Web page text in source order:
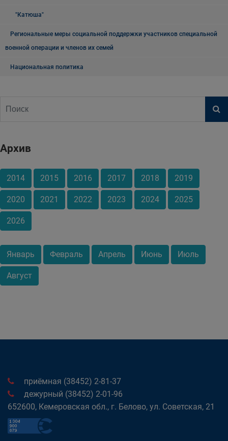
"Катюша"
Региональные меры социальной поддержки участников специальной
военной операции и членов их семей
Национальная политика
Архив
2014 2015 2016 2017 2018 2019
2020 2021 2022 2023 2024 2025
2026
Январь Февраль Апрель Июнь Июль
Август
приёмная (38452) 2-81-37
дежурный (38452) 2-01-96
652600, Кемеровская обл., г. Белово, ул. Советская, 21